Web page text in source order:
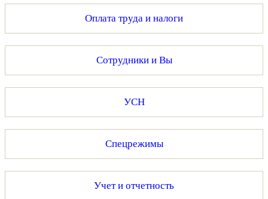
Оплата труда и налоги
Сотрудники и Вы
УСН
Спецрежимы
Учет и отчетность